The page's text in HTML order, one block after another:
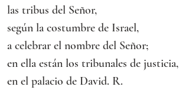
las tribus del Señor,
según la costumbre de Israel,
a celebrar el nombre del Señor;
en ella están los tribunales de justicia,
en el palacio de David. R.